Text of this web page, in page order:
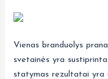
Vienas branduolys
svetainės yra
statymas rezultatai yra